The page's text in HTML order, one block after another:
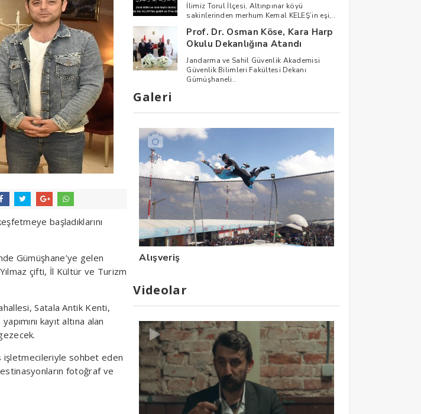
başladıklarını
Gümüşhane’ye gelen
çifti, İl Kültür ve Turizm
Satala Antik Kenti,
kayıt altına alan
sohbet eden
fotoğraf ve
İlimiz Torul İlçesi, Altınpınar köyü
sakinlerinden merhum Kemal KELEŞ’in eşi,..
Prof. Dr. Osman Köse, Kara Harp
Okulu Dekanlığına Atandı
Jandarma ve Sahil Güvenlik Akademisi
Güvenlik Bilimleri Fakültesi Dekanı
Gümüşhaneli..
Galeri
Alışveriş
Videolar